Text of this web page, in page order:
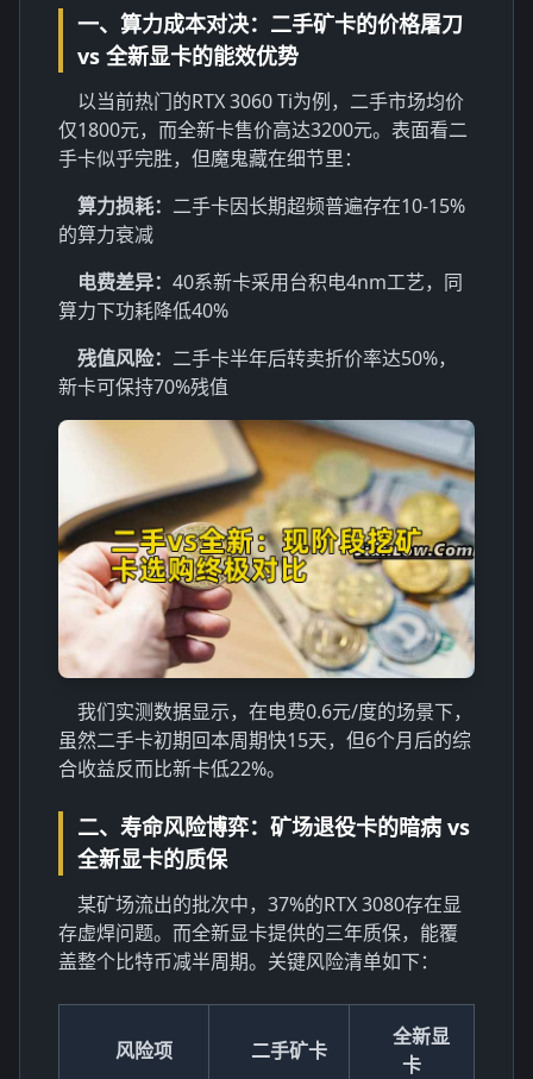
一、算力成本对决：二手矿卡的价格屠刀
vs 全新显卡的能效优势
以当前热门的RTX 3060 Ti为例，二手市场均价
仅1800元，而全新卡售价高达3200元。表面看二
手卡似乎完胜，但魔鬼藏在细节里：
算力损耗： 二手卡因长期超频普遍存在10-15%
的算力衰减
电费差异： 40系新卡采用台积电4nm工艺，同
算力下功耗降低40%
残值风险： 二手卡半年后转卖折价率达50%，
新卡可保持70%残值
我们实测数据显示，在电费0.6元/度的场景下，
虽然二手卡初期回本周期快15天，但6个月后的综
合收益反而比新卡低22%。
二、寿命风险博弈：矿场退役卡的暗病 vs
全新显卡的质保
某矿场流出的批次中，37%的RTX 3080存在显
存虚焊问题。而全新显卡提供的三年质保，能覆
盖整个比特币减半周期。关键风险清单如下：
风险项 二手矿卡
全新显
卡